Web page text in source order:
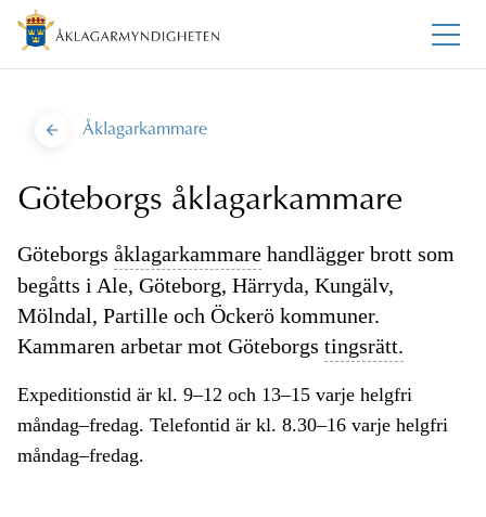
Åklagarkammare
Göteborgs åklagarkammare
Göteborgs åklagarkammare handlägger brott som
begåtts i Ale, Göteborg, Härryda, Kungälv,
Mölndal, Partille och Öckerö kommuner.
Kammaren arbetar mot Göteborgs tingsrätt.
Expeditionstid är kl. 9–12 och 13–15 varje helgfri
måndag–fredag. Telefontid är kl. 8.30–16 varje helgfri
måndag–fredag.